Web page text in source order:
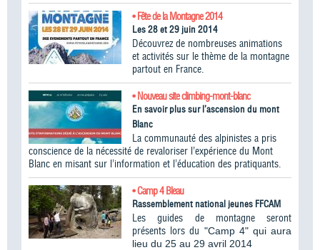
• Fête de la Montagne 2014
Les 28 et 29 juin 2014
Découvrez de nombreuses animations
et activités sur le thème de la montagne
partout en France.
• Nouveau site climbing-mont-blanc
En savoir plus sur l’ascension du mont
Blanc
La communauté des alpinistes a pris
conscience de la nécessité de revaloriser l’expérience du Mont
Blanc en misant sur l’information et l’éducation des pratiquants.
• Camp 4 Bleau
Rassemblement national jeunes FFCAM
Les guides de montagne seront
présents lors du "Camp 4" qui aura
lieu du 25 au 29 avril 2014